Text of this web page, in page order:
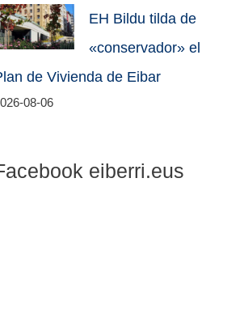
EH Bildu tilda de
«conservador» el
de Vivienda de Eibar
08-06
eiberri.eus